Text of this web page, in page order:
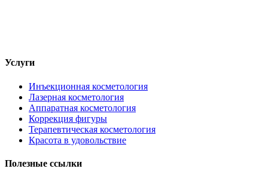
Услуги
Инъекционная косметология
Лазерная косметология
Аппаратная косметология
Коррекция фигуры
Терапевтическая косметология
Красота в удовольствие
Полезные ссылки